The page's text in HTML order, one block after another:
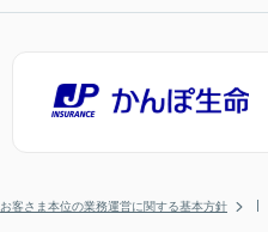
お客さま本位の業務運営に関する基本方針